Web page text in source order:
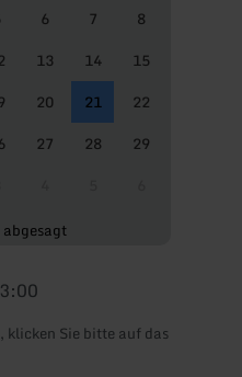
6 7
8
13 14
15
20 21
22
27 28
29
abgesagt
klicken Sie bitte auf das